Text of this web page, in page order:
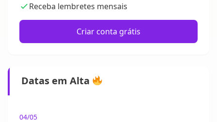
Receba lembretes mensais
Criar conta grátis
Datas em Alta
04/05